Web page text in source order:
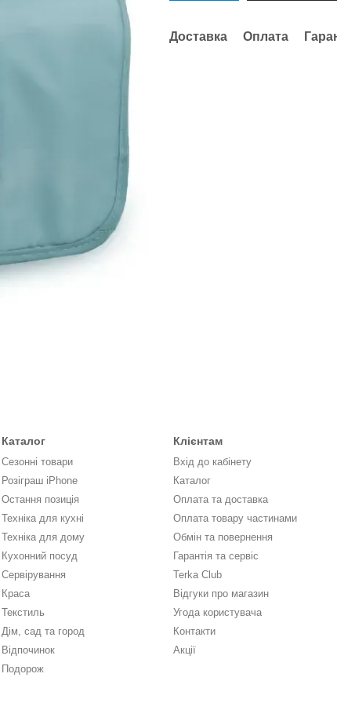
Доставка Оплата
Каталог
Сезонні товари
Розіграш iPhone
Остання позиція
Техніка для кухні
Техніка для дому
Кухонний посуд
Сервірування
Краса
Текстиль
Дім, сад та город
Відпочинок
Подорож
Клієнтам
Вхід до кабінету
Каталог
Оплата та доставка
Оплата товару частинами
Обмін та повернення
Гарантія та сервіс
Terka Club
Відгуки про магазин
Угода користувача
Контакти
Акції